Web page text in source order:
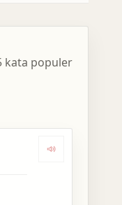
kata populer
ルス Dengarkan